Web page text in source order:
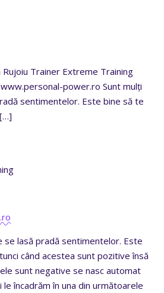
Trainer Extreme Training
power.ro Sunt mulți
sentimentelor. Este bine să te
[…]
se lasă pradă sentimentelor. Este
când acestea sunt pozitive însă
sunt negative se nasc automat
încadrăm în una din următoarele